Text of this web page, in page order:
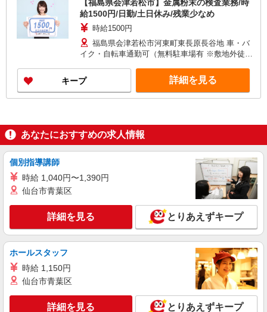
【福島県会津若松市】金属粉末の検査業務/時
給1500円/日勤/土日休み/残業少なめ
時給1500円
福島県会津若松市河東町東長原長谷地 車・バ
イク・自転車通勤可（無料駐車場有 ※敷地外徒歩
たは「現地近郊」で出張面接致します。 お気軽に
ご相談・お問い合わせ下さい。
キープ 詳細を見る
あなたにおすすめの求人情報
個別指導講師
時給 1,040円〜1,390円
仙台市青葉区
詳細を見る とりあえずキープ
ホールスタッフ
時給 1,150円
仙台市青葉区
詳細を見る とりあえずキープ